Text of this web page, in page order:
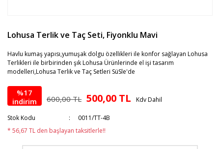
Lohusa Terlik ve Taç Seti, Fiyonklu Mavi
Havlu kumaş yapısı,yumuşak dolgu özellikleri ile konfor sağlayan Lohusa
Terlikleri ile birbirinden şık Lohusa Ürünlerinde el işi tasarım
modelleri,Lohusa Terlik ve Taç Setleri SüSle'de
%17
indirim
600,00 TL 500,00 TL Kdv Dahil
Stok Kodu
0011/TT-4B
* 56,67 TL den başlayan taksitlerle!!